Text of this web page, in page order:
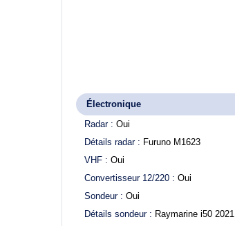
Électronique
Radar : Oui
Détails radar : Furuno M1623
VHF : Oui
Convertisseur 12/220 : Oui
Sondeur : Oui
Détails sondeur : Raymarine i50 2021